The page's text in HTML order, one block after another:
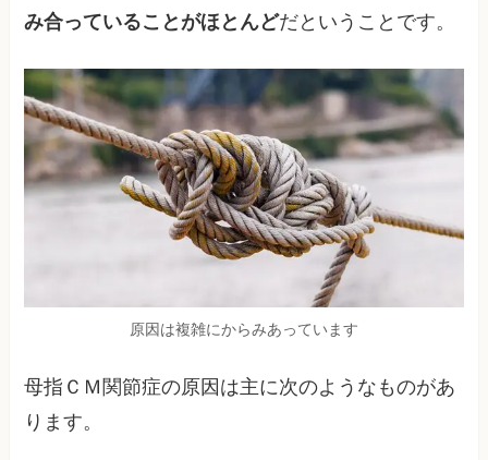
み合っていることがほとんどだということです。
原因は複雑にからみあっています
母指ＣＭ関節症の原因は主に次のようなものがあ
ります。